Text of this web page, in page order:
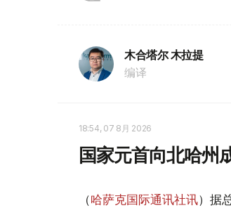
木合塔尔 木拉提
编译
18:54, 07 8月 2026
国家元首向北哈州
（哈萨克国际通讯社讯）据